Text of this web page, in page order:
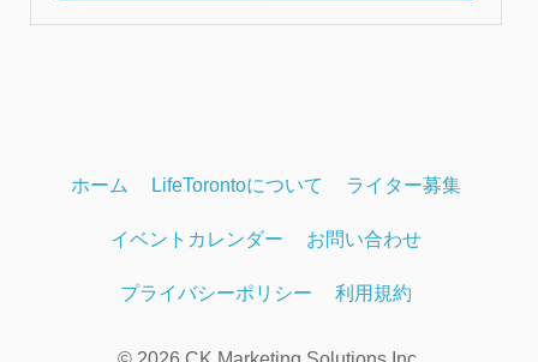
ホーム LifeTorontoについて ライター募集
イベントカレンダー お問い合わせ
プライバシーポリシー 利用規約